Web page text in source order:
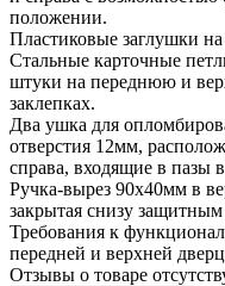
положении.
Пластиковые заглушки
Стальные карточные
штуки на переднюю и
заклепках.
Два ушка для
отверстия 12мм,
справа, входящие в пазы
Ручка-вырез 90х40мм в
закрытая снизу
Требования к
передней и верхней
Отзывы о товаре